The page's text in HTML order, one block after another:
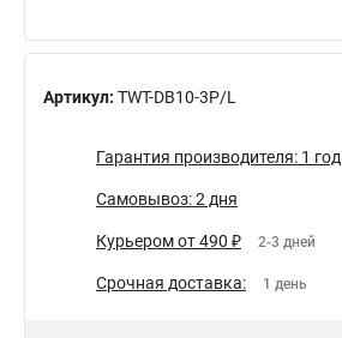
Артикул: TWT-DB10-3P/L
Гарантия производителя: 1 год
Самовывоз: 2 дня
Курьером от 490 ₽ 2-3 дней
Срочная доставка: 1 день